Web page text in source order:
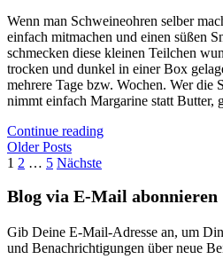
Wenn man Schweineohren selber
einfach mitmachen und einen süßen
schmecken diese kleinen Teilchen
trocken und dunkel in einer Box
mehrere Tage bzw. Wochen. Wer die
nimmt einfach Margarine statt Butter,
Continue reading
Older Posts
Seitennummerierung
der
Beiträge
1 2 … 5 Nächste
Blog via E-Mail abonnieren
Gib Deine E-Mail-Adresse an, um
und Benachrichtigungen über neue